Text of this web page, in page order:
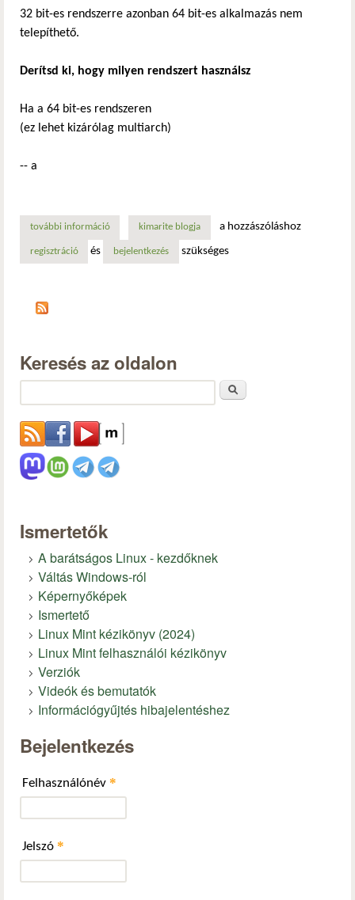
32 bit-es rendszerre azonban 64 bit-es alkalmazás nem
telepíthető.
Derítsd ki, hogy milyen rendszert használsz
Ha a 64 bit-es rendszeren
(ez lehet kizárólag multiarch)
-- a
további információhogyan deríted ki: multiarch-e a rendszer avagy nem
kimarite blogja a hozzászóláshoz
regisztráció és bejelentkezés szükséges
Keresés az oldalon
Ismertetők
A barátságos Linux - kezdőknek
Váltás Windows-ról
Képernyőképek
Ismertető
Linux Mint kézikönyv (2024)
Linux Mint felhasználói kézikönyv
Verziók
Videók és bemutatók
Információgyűjtés hibajelentéshez
Bejelentkezés
Felhasználónév *
Jelszó *